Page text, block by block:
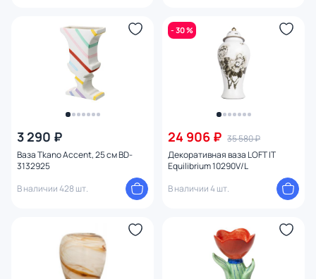
3 290 ₽
Ваза Tkano Accent, 25 см BD-
3132925
В наличии 428 шт.
- 30 %
24 906 ₽ 35 580 ₽
Декоративная ваза LOFT IT
Equilibrium 10290V/L
В наличии 4 шт.